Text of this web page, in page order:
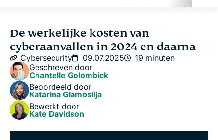
Hoeveel kunnen we in de toekomst verliezen
door cyberaanvallen?
Het veranderende landschap van cyberaanvallen
6 veelvoorkomende soorten cyberaanvallen
Wie is het meest kwetsbaar voor cyberaanvallen?
De werkelijke kosten van
cyberaanvallen in 2024 en daarna
Cybersecurity 09.07.2025
19 minuten
Geschreven door
Chantelle Golombick
Beoordeeld door
Katarina Glamoslija
Bewerkt door
Kate Davidson